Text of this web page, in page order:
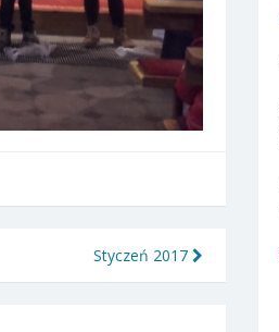
Styczeń 2017